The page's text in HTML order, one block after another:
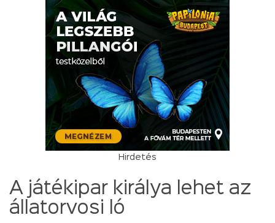
Hirdetés
A játékipar királya lehet az
állatorvosi ló